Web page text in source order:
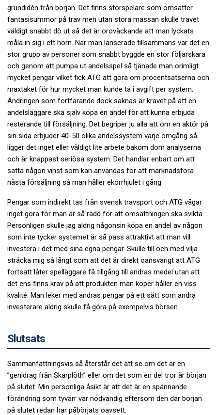
grundidén från början. Det finns storspelare som omsätter
fantasisummor på trav men utan stora massan skulle travet
väldigt snabbt dö ut så det är oroväckande att man lyckats
måla in sig i ett hörn. När man lanserade tillsammans var det en
stor grupp av personer som snabbt byggde en stor följarskara
och genom att pumpa ut andelsspel så tjänade man orimligt
mycket pengar vilket fick ATG att göra om procentsatserna och
maxtaket för hur mycket man kunde ta i avgift per system.
Ändringen som fortfarande dock saknas är kravet på att en
andelsläggare ska själv köpa en andel för att kunna erbjuda
resterande till försäljning. Det begriper ju alla att om en aktör på
sin sida erbjuder 40-50 olika andelssystem varje omgång så
ligger det inget eller väldigt lite arbete bakom dom analyserna
och är knappast seriösa system. Det handlar enbart om att
sätta någon vinst som kan användas för att marknadsföra
nästa försäljning så man håller ekorrhjulet i gång.
Pengar som indirekt tas från svensk travsport och ATG vågar
inget göra för man är så rädd för att omsättningen ska svikta.
Personligen skulle jag aldrig någonsin köpa en andel av någon
som inte tycker systemet är så pass attraktivt att man vill
investera i det med sina egna pengar. Skulle till och med vilja
sträcka mig så långt som att det är direkt oansvarigt att ATG
fortsatt låter spelläggare få tillgång till andras medel utan att
det ens finns krav på att produkten man köper håller en viss
kvalité. Man leker med andras pengar på ett sätt som andra
investerare aldrig skulle få göra på exempelvis börsen.
Slutsats
Sammanfattningsvis så återstår det att se om det är en
”genidrag från Skarplöth” eller om det som en del tror är början
på slutet. Min personliga åsikt är att det är en spännande
förändring som tyvärr var nödvändig eftersom den där början
på slutet redan har påbörjats oavsett.